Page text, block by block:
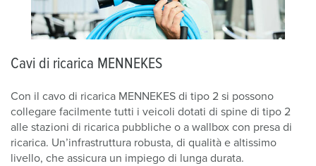
Cavi di ricarica MENNEKES
Con il cavo di ricarica MENNEKES di tipo 2 si possono
collegare facilmente tutti i veicoli dotati di spine di tipo 2
alle stazioni di ricarica pubbliche o a wallbox con presa di
ricarica. Un’infrastruttura robusta, di qualità e altissimo
livello, che assicura un impiego di lunga durata.